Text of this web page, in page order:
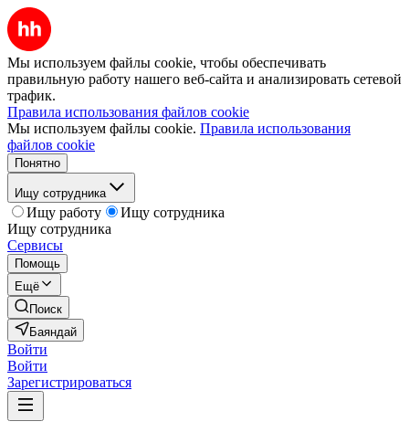
Мы используем файлы cookie, чтобы обеспечивать
правильную работу нашего веб-сайта и анализировать сетевой
трафик.
Правила использования файлов cookie
Мы используем файлы cookie. Правила использования
файлов cookie
Понятно
Ищу сотрудника
Ищу работу
Ищу сотрудника
Ищу сотрудника
Сервисы
Помощь
Ещё
Поиск
Баяндай
Войти
Войти
Зарегистрироваться